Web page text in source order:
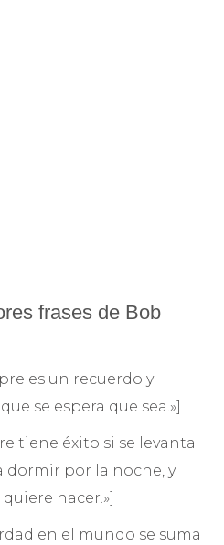
frases de Bob
es un recuerdo y
se espera que sea.»]
tiene éxito si se levanta
dormir por la noche, y
hacer.»]
en el mundo se suma